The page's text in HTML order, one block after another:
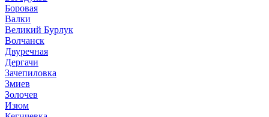
Боровая
Валки
Великий Бурлук
Волчанск
Двуречная
Дергачи
Зачепиловка
Змиев
Золочев
Изюм